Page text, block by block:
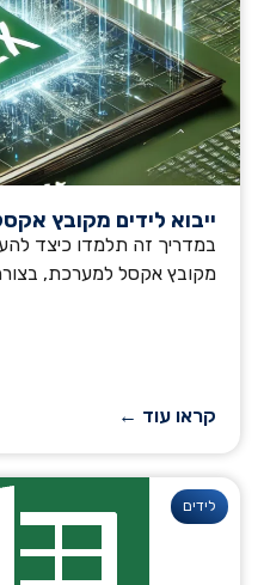
ייבוא לידים מקובץ
במדריך זה תלמדו כיצד
מקובץ אקסל למערכת,
קראו עוד ←
לידים